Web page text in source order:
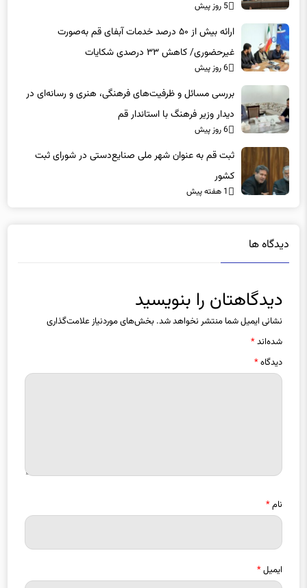
5 روز پیش
ارائه بیش از ۵۰ درصد خدمات آبفای قم به‌صورت
غیرحضوری/ کاهش ۳۳ درصدی شکایات
6 روز پیش
بررسی مسائل و ظرفیت‌های فرهنگی، هنری و رسانه‌ای در
دیدار وزیر فرهنگ با استاندار قم
6 روز پیش
ثبت قم به عنوان شهر ملی صنایع‌دستی در شورای ثبت
کشور
1 هفته پیش
دیدگاه ها
دیدگاهتان را بنویسید
نشانی ایمیل شما منتشر نخواهد شد. بخش‌های موردنیاز علامت‌گذاری
شده‌اند*
دیدگاه*
نام*
ایمیل*